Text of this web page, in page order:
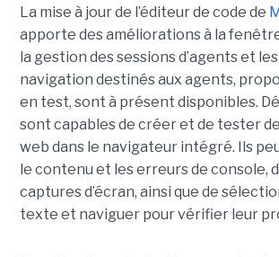
La mise à jour de l’éditeur de code de
apporte des améliorations à la
la gestion des sessions d’agents et
navigation destinés aux agents,
en test, sont à présent disponibles.
sont capables de créer et de tester
web dans le navigateur intégré. Ils
le contenu et les erreurs de console,
captures d’écran, ainsi que de
texte et naviguer pour vérifier leur